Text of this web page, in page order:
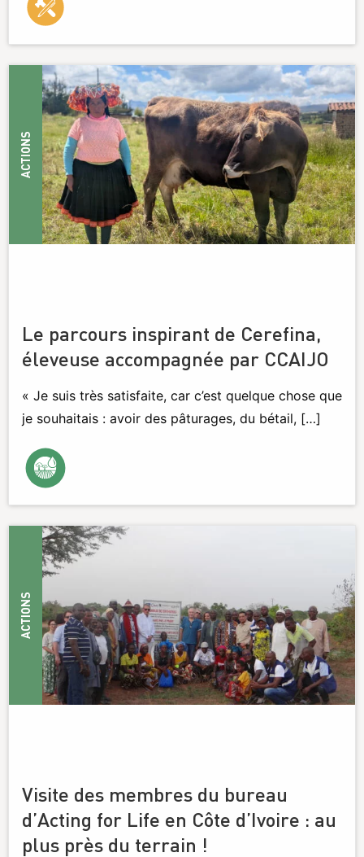
ACTIONS
Le parcours inspirant de Cerefina,
éleveuse accompagnée par CCAIJO
« Je suis très satisfaite, car c’est quelque chose que
je souhaitais : avoir des pâturages, du bétail, […]
ACTIONS
Visite des membres du bureau
d’Acting for Life en Côte d’Ivoire : au
plus près du terrain !